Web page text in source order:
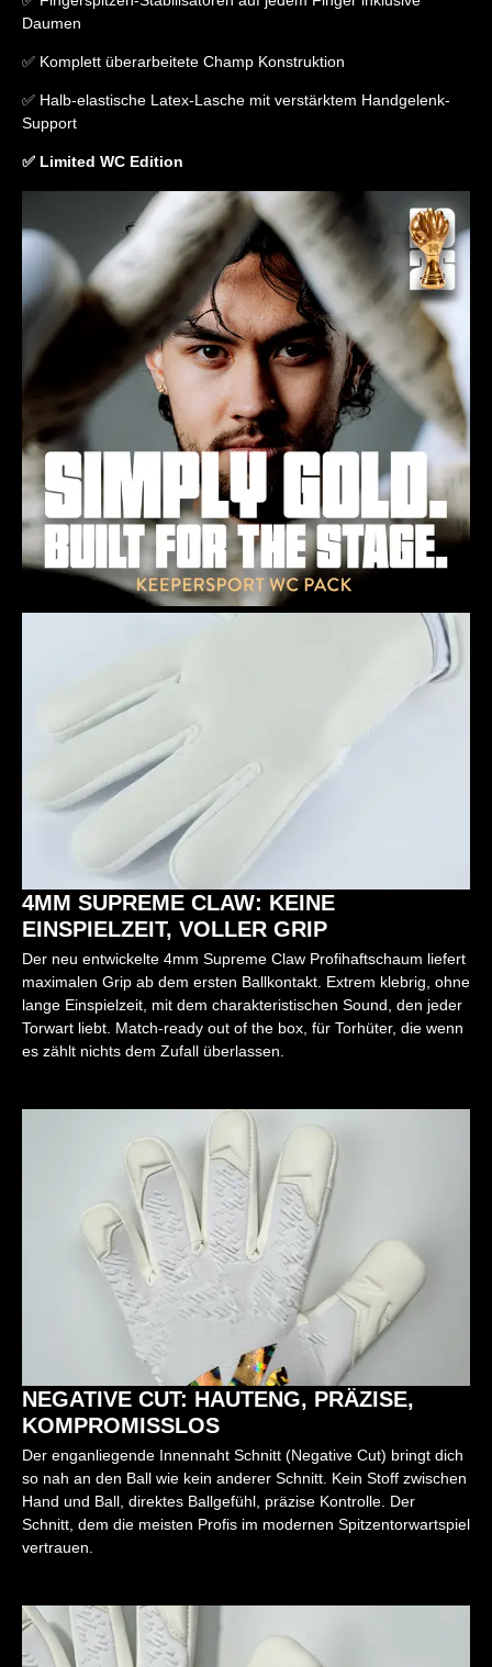
Daumen
✅ Komplett überarbeitete Champ Konstruktion
✅ Halb-elastische Latex-Lasche mit verstärktem Handgelenk-
Support
✅ Limited WC Edition
4MM SUPREME CLAW: KEINE
EINSPIELZEIT, VOLLER GRIP
Der neu entwickelte 4mm Supreme Claw Profihaftschaum liefert
maximalen Grip ab dem ersten Ballkontakt. Extrem klebrig, ohne
lange Einspielzeit, mit dem charakteristischen Sound, den jeder
Torwart liebt. Match-ready out of the box, für Torhüter, die wenn
es zählt nichts dem Zufall überlassen.
NEGATIVE CUT: HAUTENG, PRÄZISE,
KOMPROMISSLOS
Der enganliegende Innennaht Schnitt (Negative Cut) bringt dich
so nah an den Ball wie kein anderer Schnitt. Kein Stoff zwischen
Hand und Ball, direktes Ballgefühl, präzise Kontrolle. Der
Schnitt, dem die meisten Profis im modernen Spitzentorwartspiel
vertrauen.